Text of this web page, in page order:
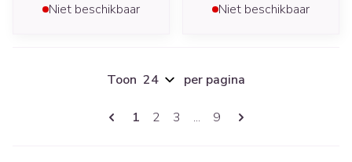
Niet beschikbaar Niet beschikbaar
Pagina's
U lees momenteel pagina
1 Pagina
2 Pagina
3 ... Pagina
9
Toon per pagina